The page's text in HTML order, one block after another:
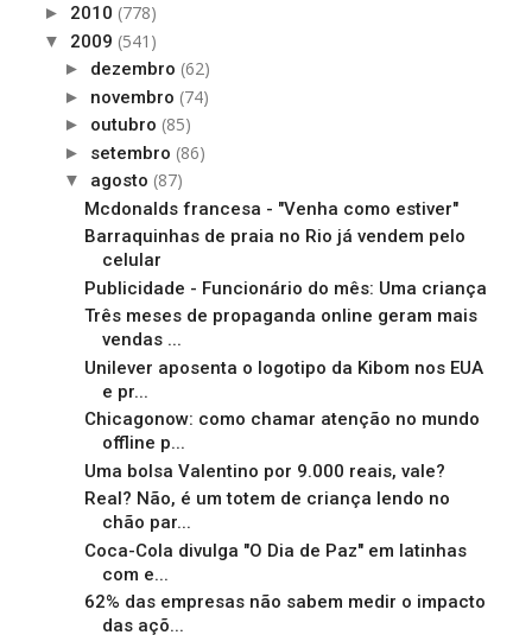
► 2010 (778)
▼ 2009 (541)
► dezembro (62)
► novembro (74)
► outubro (85)
► setembro (86)
▼ agosto (87)
Mcdonalds francesa - "Venha como estiver"
Barraquinhas de praia no Rio já vendem pelo
celular
Publicidade - Funcionário do mês: Uma criança
Três meses de propaganda online geram mais
vendas ...
Unilever aposenta o logotipo da Kibom nos EUA
e pr...
Chicagonow: como chamar atenção no mundo
offline p...
Uma bolsa Valentino por 9.000 reais, vale?
Real? Não, é um totem de criança lendo no
chão par...
Coca-Cola divulga "O Dia de Paz" em latinhas
com e...
62% das empresas não sabem medir o impacto
das açõ...